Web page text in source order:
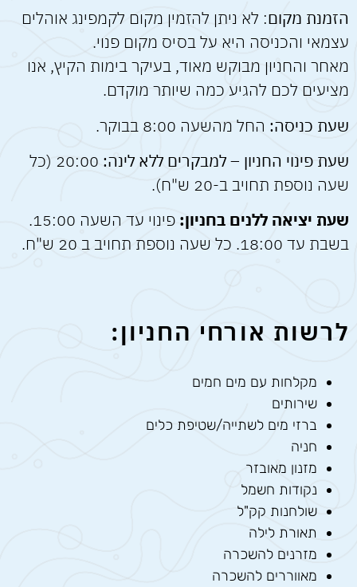
הזמנת מקום: לא ניתן להזמין מקום לקמפינג אוהלים
עצמאי והכניסה היא על בסיס מקום פנוי.
מאחר והחניון מבוקש מאוד, בעיקר בימות הקיץ, אנו
מציעים לכם להגיע כמה שיותר מוקדם.
שעת כניסה: החל מהשעה 8:00 בבוקר.
שעת פינוי החניון – למבקרים ללא לינה:
20:00 (כל
שעה נוספת תחויב ב-20 ש"ח).
שעת יציאה ללנים בחניון:
פינוי עד השעה 15:00.
בשבת עד 18:00. כל שעה נוספת תחויב ב 20 ש"ח.
לרשות אורחי החניון:
מקלחות עם מים חמים
שירותים
ברזי מים לשתייה/שטיפת כלים
חניה
מזנון מאובזר
נקודות חשמל
שולחנות קק"ל
תאורת לילה
מזרנים להשכרה
מאווררים להשכרה